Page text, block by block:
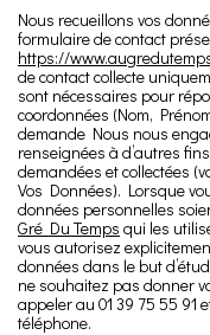
Nous recueillons vos
formulaire de contact
https://
de contact collecte
sont nécessaires pour
coordonnées (Nom,
demande Nous nous
renseignées à d’autres
demandées et collectées
Vos Données). Lorsque
données personnelles
Gré Du Temps qui les
vous autorisez
données dans le but
ne souhaitez pas donner
appeler au 01 39 75 55 91
téléphone.